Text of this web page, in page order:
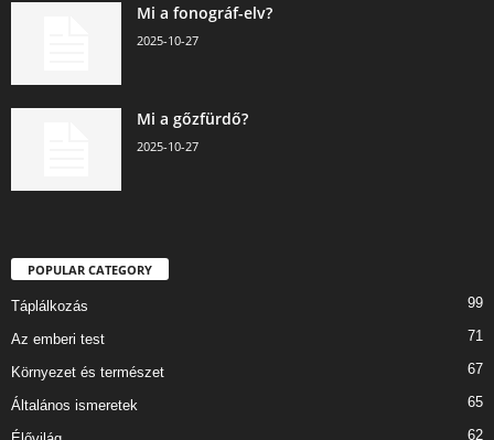
Mi a fonográf-elv?
2025-10-27
Mi a gőzfürdő?
2025-10-27
POPULAR CATEGORY
Táplálkozás 99
Az emberi test 71
Környezet és természet 67
Általános ismeretek 65
62